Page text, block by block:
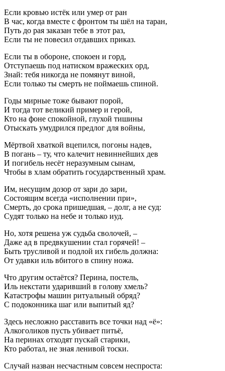
Если кровью истёк или умер от ран
В час, когда вместе с фронтом ты шёл на таран,
Путь до рая заказан тебе в этот раз,
Если ты не повесил отдавших приказ.
Если ты в обороне, спокоен и горд,
Отступаешь под натиском вражеских орд,
Знай: тебя никогда не помянут виной,
Если только ты смерть не поймаешь спиной.
Годы мирные тоже бывают порой,
И тогда тот великий пример и герой,
Кто на фоне спокойной, глухой тишины
Отыскать умудрился предлог для войны,
Мёртвой хваткой вцепился, погоны надев,
В погань – ту, что калечит невиннейших дев
И погибель несёт неразумным сынам,
Чтобы в хлам обратить государственный храм.
Им, несущим дозор от зари до зари,
Состоящим всегда «исполнении при»,
Смерть, до срока пришедшая, – долг, а не суд:
Судят только на небе и только иуд.
Но, хотя решена уж судьба сволочей, –
Даже ад в предвкушении стал горячей! –
Быть трусливой и подлой их гибель должна:
От удавки иль вбитого в спину ножа.
Что другим остаётся? Перина, постель,
Иль некстати ударивший в голову хмель?
Катастрофы машин ритуальный обряд?
С подоконника шаг или выпитый яд?
Здесь несложно расставить все точки над «ё»:
Алкоголиков пусть убивает питьё,
На перинах отходят пускай старики,
Кто работал, не зная ленивой тоски.
Случай назван несчастным совсем неспроста: